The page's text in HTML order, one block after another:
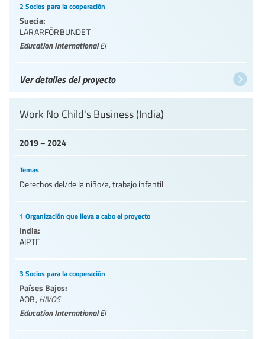
2 Socios para la cooperación
Suecia:
LÄRARFÖRBUNDET
Education InternationalEI
Ver detalles del proyecto
2019 – 2024
Work No Child's Business (India)
Temas
Derechos del/de la niño/a, trabajo infantil
1 Organización que lleva a cabo el proyecto
India:
AIPTF
3 Socios para la cooperación
Países Bajos:
AOB, HIVOS
Education InternationalEI